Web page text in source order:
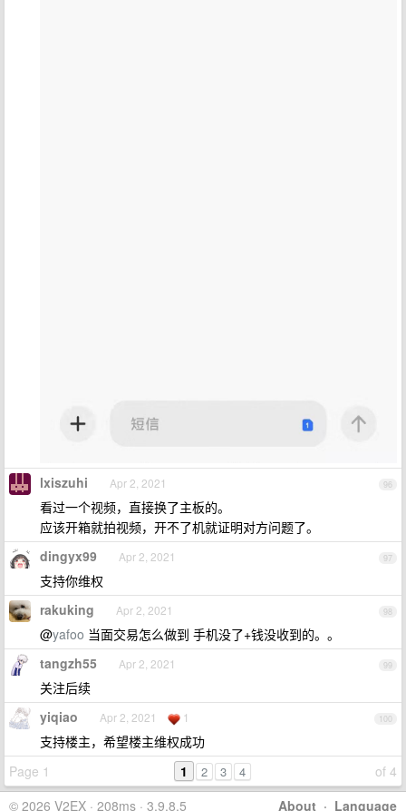
96
lxiszuhi Apr 2, 2021
看过一个视频，直接换了主板的。
应该开箱就拍视频，开不了机就证明对方问题了。
97
dingyx99 Apr 2, 2021
支持你维权
98
rakuking Apr 2, 2021
@yafoo 当面交易怎么做到 手机没了+钱没收到的。。
99
tangzh55 Apr 2, 2021
关注后续
100
yiqiao Apr 2, 2021 1
支持楼主，希望楼主维权成功
Page 1
of 4
1 2 3 4
About · Language
© 2026 V2EX · 208ms · 3.9.8.5